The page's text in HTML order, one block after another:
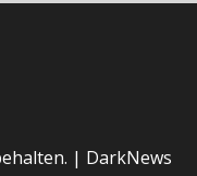
| DarkNews